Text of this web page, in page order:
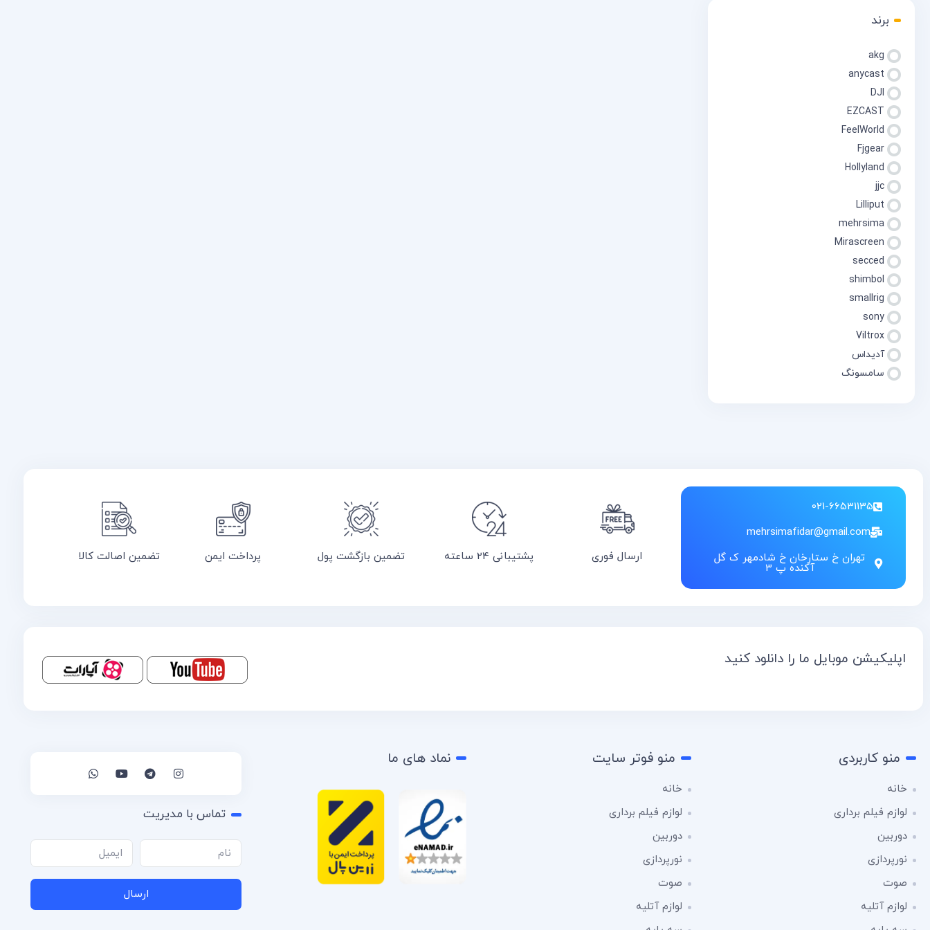
برند
akg
anycast
DJI
EZCAST
FeelWorld
Fjgear
Hollyland
jjc
Lilliput
mehrsima
Mirascreen
secced
shimbol
smallrig
sony
Viltrox
آدیداس
سامسونگ
021-66531135
mehrsimafidar@gmail.com
تهران خ ستارخان خ شادمهر ک گل
آکنده پ 3
ارسال فوری پشتیبانی 24 ساعته تضمین بازگشت پول پرداخت ایمن تضمین اصالت کالا
اپلیکیشن موبایل ما را دانلود کنید
منو کاربردی
خانه
لوازم فیلم برداری
دوربین
نورپردازی
صوت
لوازم آتلیه
منو فوتر سایت
خانه
لوازم فیلم برداری
دوربین
نورپردازی
صوت
لوازم آتلیه
نماد های ما
تماس با مدیریت
ارسال